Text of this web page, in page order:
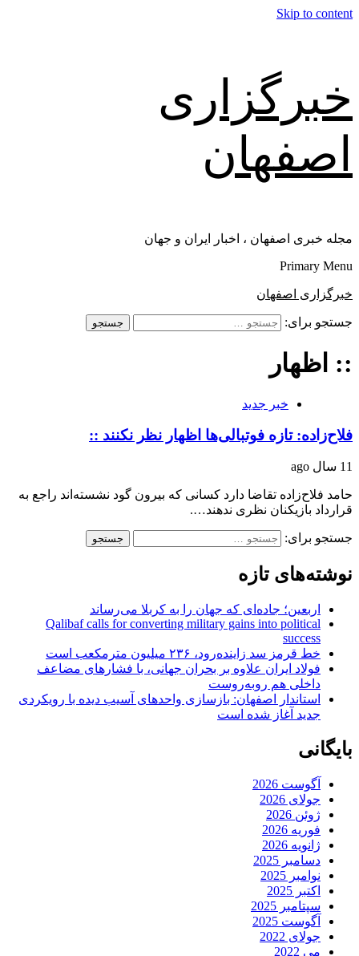
Skip to content
خبرگزاری
اصفهان
مجله خبری اصفهان ، اخبار ایران و جهان
Primary Menu
خبرگزاری اصفهان
جستجو برای:
:: اظهار
خبر جدید
فلاح‌زاده: تازه فوتبالی‌ها اظهار نظر نکنند ::
11 سال ago
حامد فلاح‌زاده تقاضا دارد کسانی که بیرون گود نشسته‌اند راجع به
قرارداد بازیکنان نظری ندهند….
جستجو برای:
نوشته‌های تازه
اربعین؛ جاده‌ای که جهان را به کربلا می‌رساند
Qalibaf calls for converting military gains into political
success
خط قرمز سد زاینده‌رود، ۲۳۶ میلیون مترمکعب است
فولاد ایران علاوه بر بحران جهانی، با فشارهای مضاعف
داخلی هم روبه‌روست
استاندار اصفهان: بازسازی واحدهای آسیب دیده با رویکردی
جدید آغاز شده است
بایگانی
آگوست 2026
جولای 2026
ژوئن 2026
فوریه 2026
ژانویه 2026
دسامبر 2025
نوامبر 2025
اکتبر 2025
سپتامبر 2025
آگوست 2025
جولای 2022
می 2022